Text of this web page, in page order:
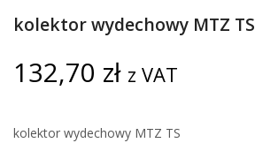
kolektor wydechowy MTZ TS
132,70 zł z VAT
kolektor wydechowy MTZ TS